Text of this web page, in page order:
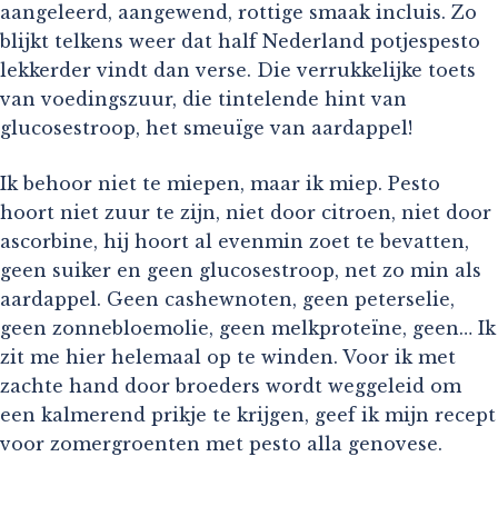
aangeleerd, aangewend, rottige smaak incluis. Zo
blijkt telkens weer dat half Nederland potjespesto
lekkerder vindt dan verse. Die verrukkelijke toets
van voedingszuur, die tintelende hint van
glucosestroop, het smeuïge van aardappel!
Ik behoor niet te miepen, maar ik miep. Pesto
hoort niet zuur te zijn, niet door citroen, niet door
ascorbine, hij hoort al evenmin zoet te bevatten,
geen suiker en geen glucosestroop, net zo min als
aardappel. Geen cashewnoten, geen peterselie,
geen zonnebloemolie, geen melkproteïne, geen… Ik
zit me hier helemaal op te winden. Voor ik met
zachte hand door broeders wordt weggeleid om
een kalmerend prikje te krijgen, geef ik mijn recept
voor zomergroenten met pesto alla genovese.